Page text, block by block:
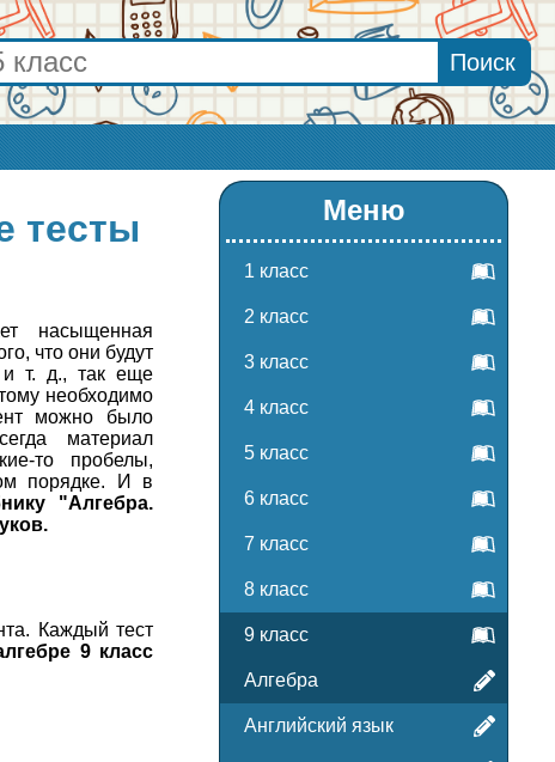
тесты
насыщенная
что они будут
и т. д., так еще
необходимо
можно было
материал
то пробелы,
порядке. И в
"Алгебра.
Каждый тест
9 класс
Меню
1 класс
2 класс
3 класс
4 класс
5 класс
6 класс
7 класс
8 класс
9 класс
Алгебра
Английский язык